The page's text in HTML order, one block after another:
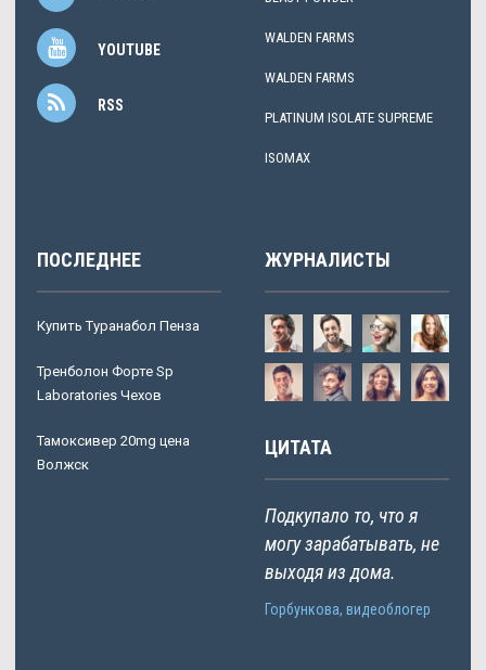
YOUTUBE
RSS
WALDEN FARMS
WALDEN FARMS
PLATINUM ISOLATE SUPREME
ISOMAX
ПОСЛЕДНЕЕ
Купить Туранабол Пенза
Тренболон Форте Sp
Laboratories Чехов
Тамоксивер 20mg цена
Волжск
ЖУРНАЛИСТЫ
ЦИТАТА
Подкупало то, что я
могу зарабатывать, не
выходя из дома.
Горбункова, видеоблогер